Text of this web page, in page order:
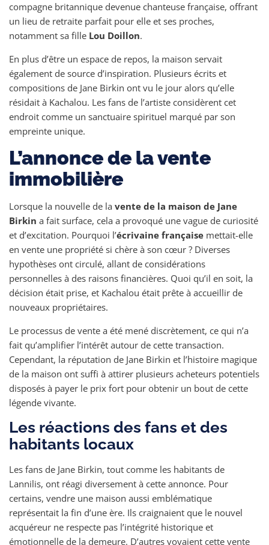
compagne britannique devenue chanteuse française, offrant
un lieu de retraite parfait pour elle et ses proches,
notamment sa fille Lou Doillon.
En plus d’être un espace de repos, la maison servait
également de source d’inspiration. Plusieurs écrits et
compositions de Jane Birkin ont vu le jour alors qu’elle
résidait à Kachalou. Les fans de l’artiste considèrent cet
endroit comme un sanctuaire spirituel marqué par son
empreinte unique.
L’annonce de la vente
immobilière
Lorsque la nouvelle de la vente de la maison de Jane
Birkin a fait surface, cela a provoqué une vague de curiosité
et d’excitation. Pourquoi l’écrivaine française mettait-elle
en vente une propriété si chère à son cœur ? Diverses
hypothèses ont circulé, allant de considérations
personnelles à des raisons financières. Quoi qu’il en soit, la
décision était prise, et Kachalou était prête à accueillir de
nouveaux propriétaires.
Le processus de vente a été mené discrètement, ce qui n’a
fait qu’amplifier l’intérêt autour de cette transaction.
Cependant, la réputation de Jane Birkin et l’histoire magique
de la maison ont suffi à attirer plusieurs acheteurs potentiels
disposés à payer le prix fort pour obtenir un bout de cette
légende vivante.
Les réactions des fans et des
habitants locaux
Les fans de Jane Birkin, tout comme les habitants de
Lannilis, ont réagi diversement à cette annonce. Pour
certains, vendre une maison aussi emblématique
représentait la fin d’une ère. Ils craignaient que le nouvel
acquéreur ne respecte pas l’intégrité historique et
émotionnelle de la demeure. D’autres voyaient cette vente